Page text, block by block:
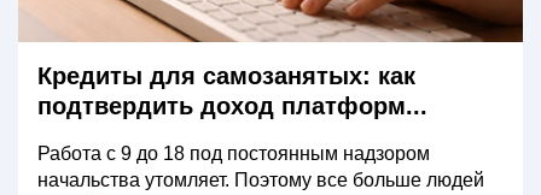
Кредиты для самозанятых: как
подтвердить доход платформ...
Работа с 9 до 18 под постоянным надзором
начальства утомляет. Поэтому все больше людей